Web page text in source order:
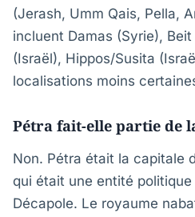
(Jerash, Umm Qais, Pella,
incluent Damas (Syrie), Beit
(Israël), Hippos/Susita
localisations moins
Pétra fait-elle partie de
Non. Pétra était la capitale
qui était une entité
Décapole. Le royaume